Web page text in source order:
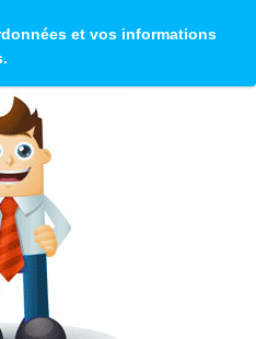
et vos informations